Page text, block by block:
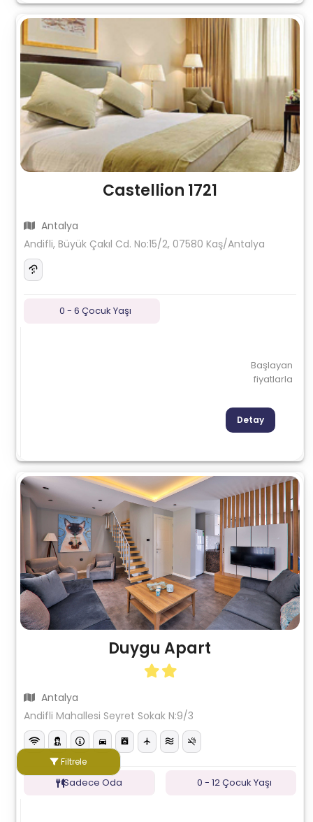
Filtrele
Castellion 1721
Antalya
Andifli, Büyük Çakıl Cd. No:15/2, 07580 Kaş/Antalya
0 - 6 Çocuk Yaşı
Başlayan
fiyatlarla
Detay
Duygu Apart
Antalya
Andifli Mahallesi Seyret Sokak N:9/3
Sadece Oda 0 - 12 Çocuk Yaşı